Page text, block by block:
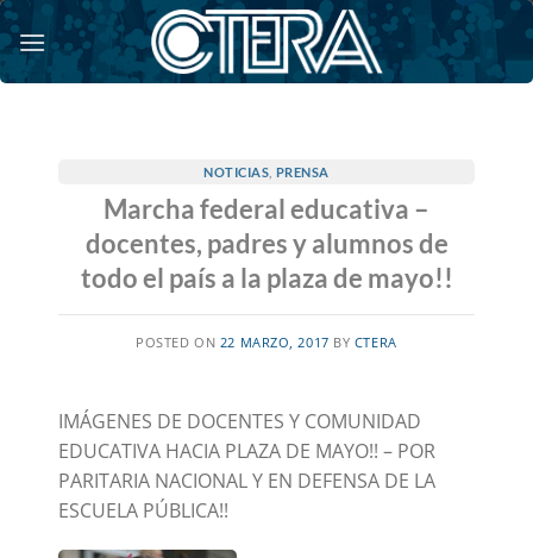
Saltar
al
contenido
NOTICIAS PRENSA
Marcha federal educativa –
docentes, padres y alumnos de
todo el país a la plaza de mayo!!
POSTED ON 22 MARZO, 2017 BY CTERA
IMÁGENES DE DOCENTES Y COMUNIDAD
EDUCATIVA HACIA PLAZA DE MAYO!! – POR
PARITARIA NACIONAL Y EN DEFENSA DE LA
ESCUELA PÚBLICA!!